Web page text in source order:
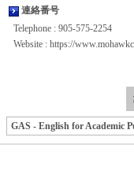
連絡番号
Telephone : 905-575-2254
Website : https://
GAS - English for Academic